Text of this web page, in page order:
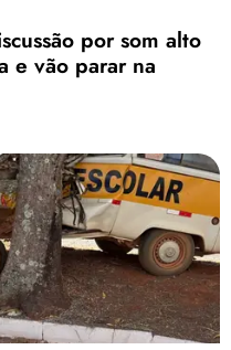
por som alto
e vão parar na